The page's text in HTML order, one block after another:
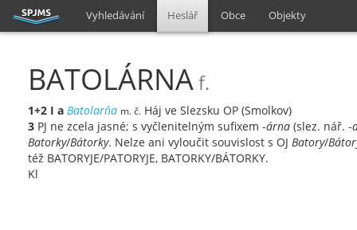
Vyhledávání Heslář Obce Objekty
BATOLÁRNAf.
1+2 I a Batolarňa m. č. Háj ve Slezsku OP (Smolkov)
3 PJ ne zcela jasné; s vyčlenitelným sufixem -árna (slez. nář. -
Batorky/Bátorky. Nelze ani vyloučit souvislost s OJ Batory/
též BATORYJE/PATORYJE, BATORKY/BÁTORKY.
Kl